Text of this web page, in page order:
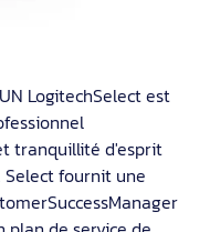
LogitechSelect est
tranquillité d'esprit
fournit une